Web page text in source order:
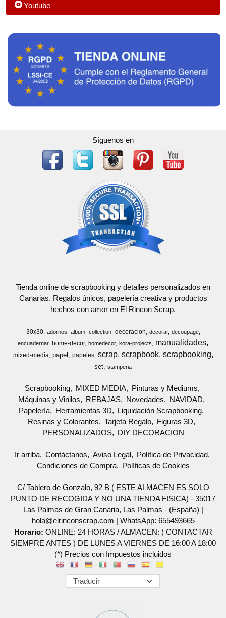
Youtube
Síguenos en
Tienda online de scrapbooking y detalles personalizados en
Canarias. Regalos únicos, papelería creativa y productos
hechos con amor en El Rincon Scrap.
30x30 adornos album collection decoracion decorar
decoupage
encuadernar
home-decor homedecor kora-projects manualidades
mixed-media papel papeles scrap scrapbook scrapbooking
set stamperia
Scrapbooking MIXED MEDIA
Pinturas y Mediums
Máquinas y Vinilos
REBAJAS Novedades
NAVIDAD
Papelería
Herramientas 3D
Liquidación Scrapbooking
Resinas y Colorantes
Tarjeta Regalo
Figuras 3D
PERSONALIZADOS
DIY DECORACION
Ir arriba Contáctanos Aviso Legal
Política de Privacidad
Condiciones de Compra
Políticas de Cookies
C/ Tablero de Gonzalo, 92 B ( ESTE ALMACEN ES SOLO
PUNTO DE RECOGIDA Y NO UNA TIENDA FISICA) - 35017
Las Palmas de Gran Canaria, Las Palmas - (España) |
hola@elrinconscrap.com | WhatsApp: 655493665
Horario: ONLINE: 24 HORAS / ALMACEN: ( CONTACTAR
SIEMPRE ANTES ) DE LUNES A VIERNES DE 16:00 A 18:00
(*) Precios con Impuestos incluidos